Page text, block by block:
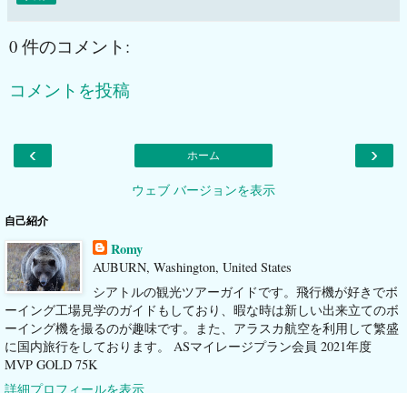
0 件のコメント:
コメントを投稿
‹ ›
ホーム
ウェブ バージョンを表示
自己紹介
Romy
AUBURN, Washington, United States
シアトルの観光ツアーガイドです。飛行機が好きでボ
ーイング工場見学のガイドもしており、暇な時は新しい出来立てのボ
ーイング機を撮るのが趣味です。また、アラスカ航空を利用して繁盛
に国内旅行をしております。 ASマイレージプラン会員 2021年度
MVP GOLD 75K
詳細プロフィールを表示